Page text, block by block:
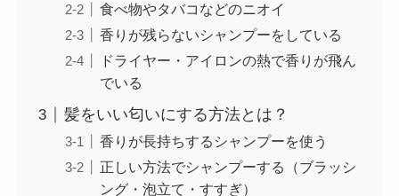
食べ物やタバコなどのニオイ
香りが残らないシャンプーをしている
ドライヤー・アイロンの熱で香りが飛ん
でいる
髪をいい匂いにする方法とは？
香りが長持ちするシャンプーを使う
正しい方法でシャンプーする（ブラッシ
ング・泡立て・すすぎ）